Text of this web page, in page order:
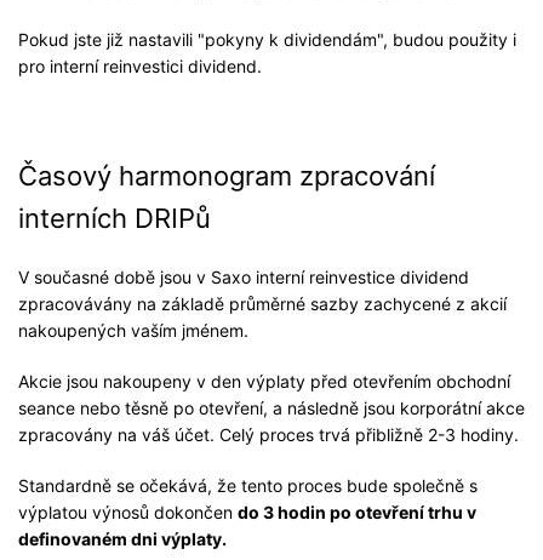
Pokud jste již nastavili "pokyny k dividendám", budou použity i
pro interní reinvestici dividend.
Časový harmonogram zpracování
interních DRIPů
V současné době jsou v Saxo interní reinvestice dividend
zpracovávány na základě průměrné sazby zachycené z akcií
nakoupených vaším jménem.
Akcie jsou nakoupeny v den výplaty před otevřením obchodní
seance nebo těsně po otevření, a následně jsou korporátní akce
zpracovány na váš účet. Celý proces trvá přibližně 2-3 hodiny.
Standardně se očekává, že tento proces bude společně s
výplatou výnosů dokončen do 3 hodin po otevření trhu v
definovaném dni výplaty.